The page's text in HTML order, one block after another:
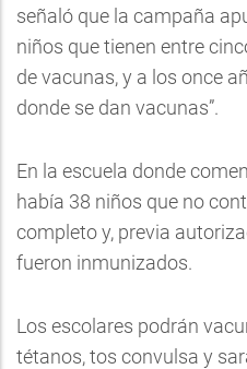
señaló que la campaña
niños que tienen entre
de vacunas, y a los once
donde se dan vacunas”.
En la escuela donde
había 38 niños que no
completo y, previa
fueron inmunizados.
Los escolares podrán
tétanos, tos convulsa y